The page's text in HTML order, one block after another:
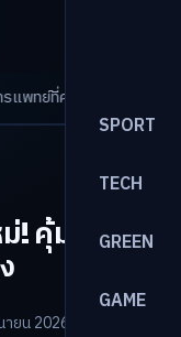
SPORT
TECH
GREEN
GAME
/ดอกเบี้ยขาขึ้นรอบใหม่! จั
! คุ้มไหม?
ยน 2026